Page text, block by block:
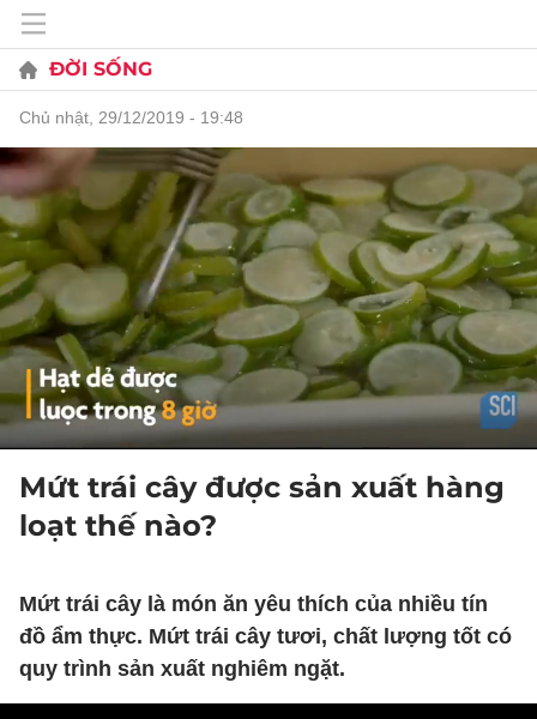
ĐỜI SỐNG
chủ nhật, 29/12/2019 - 19:48
Mứt trái cây được sản xuất hàng
loạt thế nào?
Mứt trái cây là món ăn yêu thích của nhiều tín
đồ ẩm thực. Mứt trái cây tươi, chất lượng tốt có
quy trình sản xuất nghiêm ngặt.